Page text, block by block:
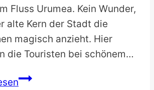
Fluss Urumea. Kein Wunder,
alte Kern der Stadt die
magisch anzieht. Hier
die Touristen bei schönem…
Die